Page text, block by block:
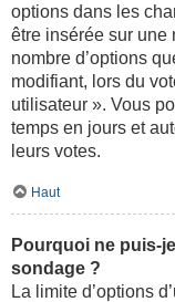
options dans les
être insérée sur une
nombre d’options
modifiant, lors du
utilisateur ». Vous
temps en jours et
leurs votes.
Haut
Pourquoi ne puis-
sondage ?
La limite d’options